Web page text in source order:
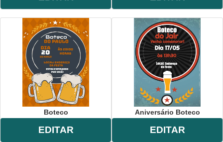
Boteco
EDITAR
Aniversário Boteco
EDITAR